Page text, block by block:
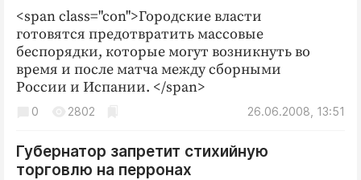
Народные новости
Авто и транспорт
Благоустройство
Криминал
Недвижимость и ЖКХ
Образование
<span class="con">Городские власти
готовятся предотвратить массовые
беспорядки, которые могут возникнуть во
время и после матча между сборными
России и Испании. </span>
26.06.2008, 13:51
0 2802
Губернатор запретит стихийную
торговлю на перронах